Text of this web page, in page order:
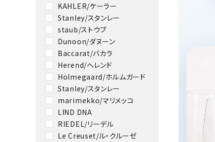
KAHLER/ケーラー
Stanley/スタンレー
staub/ストウブ
Dunoon/ダヌーン
Baccarat/バカラ
Herend/ヘレンド
Holmegaard/ホルムガード
Stanley/スタンレー
marimekko/マリメッコ
LIND DNA
RIEDEL/リーデル
Le Creuset/ル・クルーゼ